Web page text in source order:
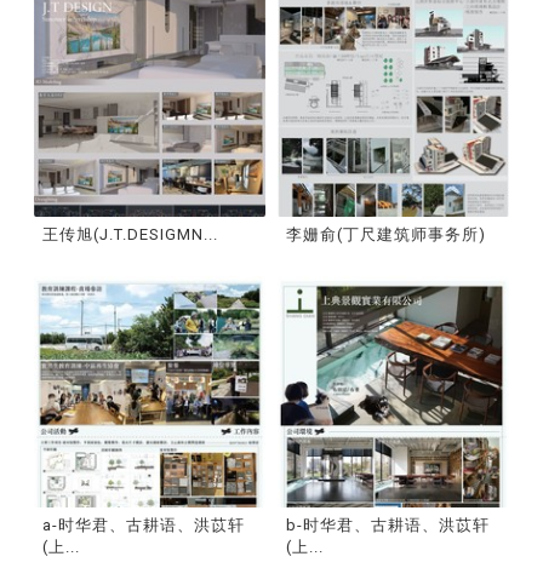
王传旭(J.T.DESIGMN... 李姗俞(丁尺建筑师事务所)
a-时华君、古耕语、洪苡轩
(上...
b-时华君、古耕语、洪苡轩
(上...